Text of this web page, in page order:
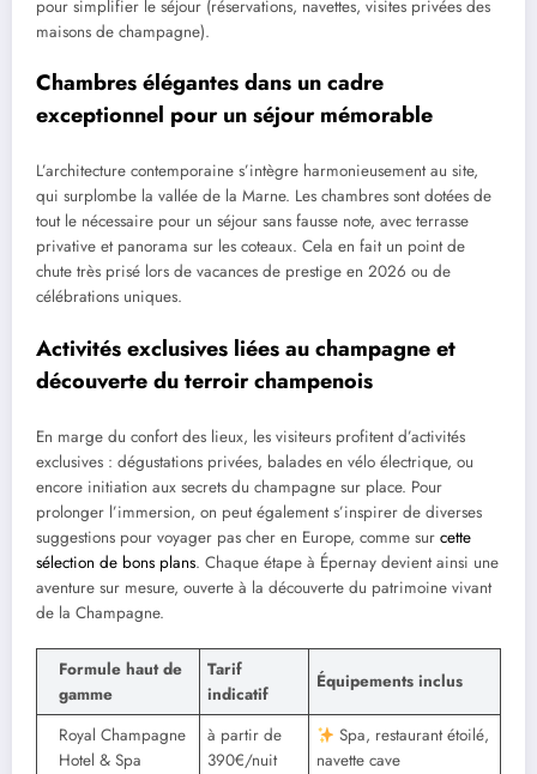
pour simplifier le séjour (réservations, navettes, visites privées des
maisons de champagne).
Chambres élégantes dans un cadre
exceptionnel pour un séjour mémorable
L’architecture contemporaine s’intègre harmonieusement au site,
qui surplombe la vallée de la Marne. Les chambres sont dotées de
tout le nécessaire pour un séjour sans fausse note, avec terrasse
privative et panorama sur les coteaux. Cela en fait un point de
chute très prisé lors de vacances de prestige en 2026 ou de
célébrations uniques.
Activités exclusives liées au champagne et
découverte du terroir champenois
En marge du confort des lieux, les visiteurs profitent d’activités
exclusives : dégustations privées, balades en vélo électrique, ou
encore initiation aux secrets du champagne sur place. Pour
prolonger l’immersion, on peut également s’inspirer de diverses
suggestions pour voyager pas cher en Europe, comme sur cette
sélection de bons plans. Chaque étape à Épernay devient ainsi une
aventure sur mesure, ouverte à la découverte du patrimoine vivant
de la Champagne.
Formule haut de
gamme
Tarif
indicatif
Équipements inclus
Royal Champagne
Hotel & Spa
à partir de
390€/nuit
Spa, restaurant étoilé,
navette cave